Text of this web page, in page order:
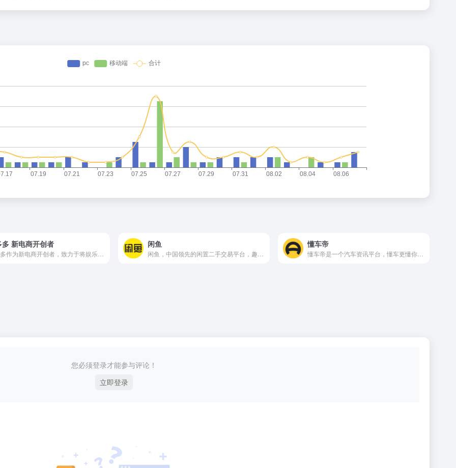
多 新电商开创者 闲鱼 懂车帝
您必须登录才能参与评论！
立即登录